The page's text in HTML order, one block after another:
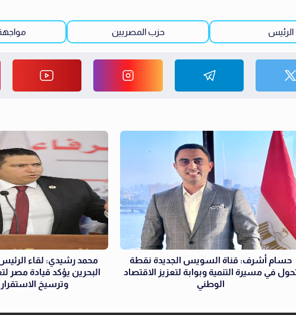
الرئيس حزب المصريين
حسام أشرف: قناة السويس الجديدة نقطة
في مسيرة التنمية وبوابة لتعزيز الاقتصاد
الوطني
محمد رشيدي: لقاء
البحرين يؤكد قيادة مصر
وترسيخ الاستقرار